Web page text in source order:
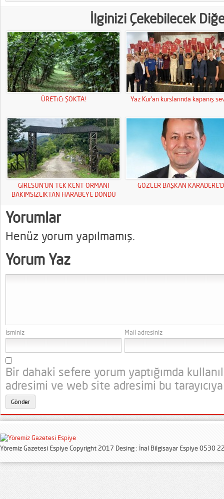
İlginizi Çekebilecek
ÜRETiCi ŞOKTA! Yaz Kur’an kurslarında kapanış
GİRESUN’UN TEK KENT ORMANI
BAKIMSIZLIKTAN HARABEYE DÖNDÜ
GÖZLER BAŞKAN
Yorumlar
Henüz yorum yapılmamış.
Yorum Yaz
İsminiz Mail adresiniz
Bir dahaki sefere yorum yaptığımda
adresimi ve web site adresimi bu
Yöremiz Gazetesi Espiye Copyright 2017 Desing : İnal Bilgisayar Espiye 0530